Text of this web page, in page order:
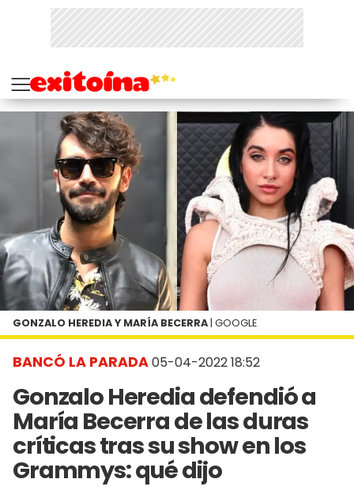
BANCÓ LA PARADA05-04-2022 18:52
Gonzalo Heredia defendió a
María Becerra de las duras
críticas tras su show en los
Grammys: qué dijo
GONZALO HEREDIA Y MARÍA BECERRA | GOOGLE